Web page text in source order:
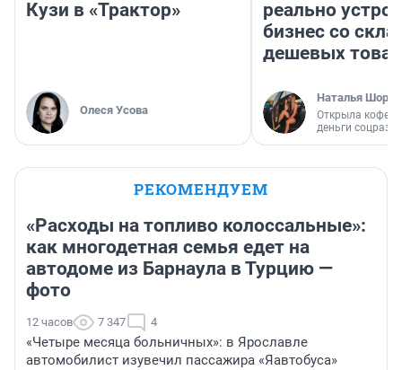
Кузи в «Трактор»
Олеся Усова
реально
бизнес со
дешевых
Наталья
Открыла
деньги
РЕКОМЕНДУЕМ
«Расходы на топливо колоссальные»:
как многодетная семья едет на
автодоме из Барнаула в Турцию —
фото
12 часов 7 347 4
«Четыре месяца больничных»: в Ярославле
автомобилист изувечил пассажира «Яавтобуса»